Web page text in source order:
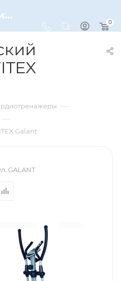
Эллиптический тренажер FITEX Galant – купить по цене 28000 руб. в интернет-магазине Dynamic-Sport
0
—
—
Galant
GALANT